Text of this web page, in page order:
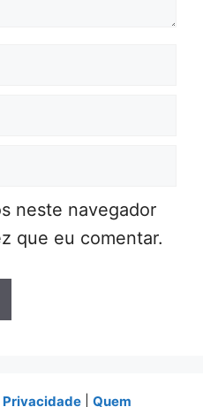
neste navegador
que eu comentar.
Privacidade Quem